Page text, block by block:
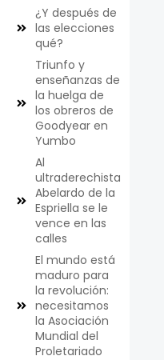
¿Y después de
las elecciones
qué?
Triunfo y
enseñanzas de
la huelga de
los obreros de
Goodyear en
Yumbo
Al
ultraderechista
Abelardo de la
Espriella se le
vence en las
calles
El mundo está
maduro para
la revolución:
necesitamos
la Asociación
Mundial del
Proletariado